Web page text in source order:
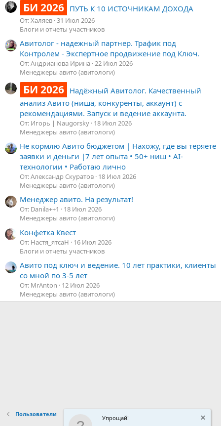
БИ 2026 ПУТЬ К 10 ИСТОЧНИКАМ ДОХОДА
От: Халяев 31 Июл 2026
Блоги и отчеты участников
Авитолог - надежный партнер. Трафик под
Контролем - Экспертное продвижение под Ключ.
От: Андрианова Ирина 22 Июл 2026
Менеджеры авито (авитологи)
БИ 2026 Надёжный Авитолог. Качественный
анализ Авито (ниша, конкуренты, аккаунт) с
рекомендациями. Запуск и ведение аккаунта.
От: Игорь | Naugorsky 18 Июл 2026
Менеджеры авито (авитологи)
Не кормлю Авито бюджетом | Нахожу, где вы теряете
заявки и деньги |7 лет опыта • 50+ ниш • AI-
технологии • Работаю лично
От: Александр Скуратов 18 Июл 2026
Менеджеры авито (авитологи)
Менеджер авито. На результат!
От: Danila++1
18 Июл 2026
Менеджеры авито (авитологи)
Конфетка Квест
От: Настя_ятсаН
16 Июл 2026
Блоги и отчеты участников
Авито под ключ и ведение. 10 лет практики, клиенты
со мной по 3-5 лет
От: MrAnton
12 Июл 2026
Менеджеры авито (авитологи)
Пользователи
Упрощай!